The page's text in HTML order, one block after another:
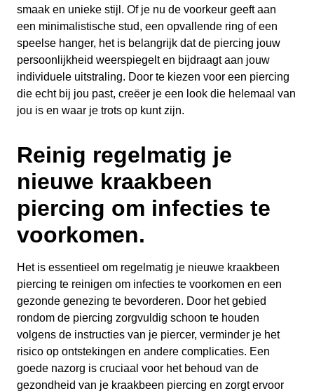
smaak en unieke stijl. Of je nu de voorkeur geeft aan
een minimalistische stud, een opvallende ring of een
speelse hanger, het is belangrijk dat de piercing jouw
persoonlijkheid weerspiegelt en bijdraagt aan jouw
individuele uitstraling. Door te kiezen voor een piercing
die echt bij jou past, creëer je een look die helemaal van
jou is en waar je trots op kunt zijn.
Reinig regelmatig je
nieuwe kraakbeen
piercing om infecties te
voorkomen.
Het is essentieel om regelmatig je nieuwe kraakbeen
piercing te reinigen om infecties te voorkomen en een
gezonde genezing te bevorderen. Door het gebied
rondom de piercing zorgvuldig schoon te houden
volgens de instructies van je piercer, verminder je het
risico op ontstekingen en andere complicaties. Een
goede nazorg is cruciaal voor het behoud van de
gezondheid van je kraakbeen piercing en zorgt ervoor